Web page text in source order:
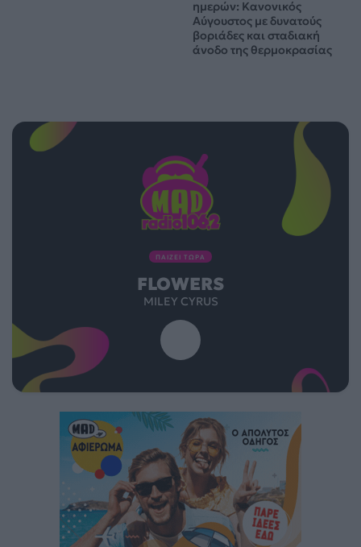
ημερών: Κανονικός
Αύγουστος με δυνατούς
βοριάδες και σταδιακή
άνοδο της θερμοκρασίας
ΠΑΙΖΕΙ ΤΩΡΑ
FLOWERS
MILEY CYRUS